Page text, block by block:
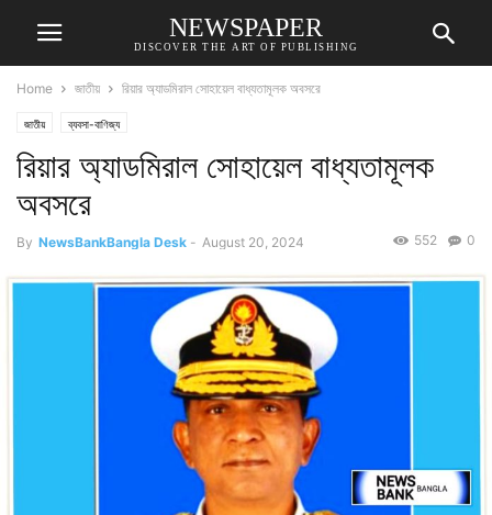
NEWSPAPER
DISCOVER THE ART OF PUBLISHING
Home জাতীয় রিয়ার অ্যাডমিরাল সোহায়েল বাধ্যতামূলক অবসরে
জাতীয় ব্যবসা-বাণিজ্য
রিয়ার অ্যাডমিরাল সোহায়েল বাধ্যতামূলক
অবসরে
By NewsBankBangla Desk - August 20, 2024 0
552